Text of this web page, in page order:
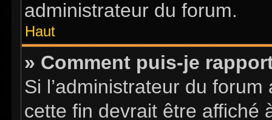
administrateur du forum.
Haut
» Comment puis-je
Si l’administrateur du
cette fin devrait être affiché